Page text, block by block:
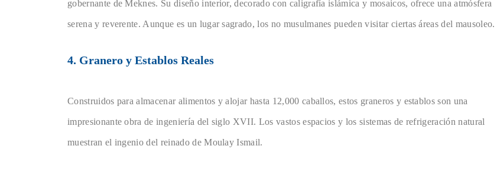
gobernante de Meknes. Su diseño interior, decorado con caligrafía islámica y mosaicos, ofrece una atmósfera
serena y reverente. Aunque es un lugar sagrado, los no musulmanes pueden visitar ciertas áreas del mausoleo.
4. Granero y Establos Reales
Construidos para almacenar alimentos y alojar hasta 12,000 caballos, estos graneros y establos son una
impresionante obra de ingeniería del siglo XVII. Los vastos espacios y los sistemas de refrigeración natural
muestran el ingenio del reinado de Moulay Ismail.